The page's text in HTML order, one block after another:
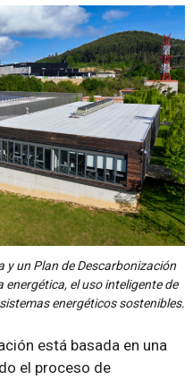
y un Plan de Descarbonización
energética, el uso inteligente de
energéticos sostenibles.
está basada en una
el proceso de